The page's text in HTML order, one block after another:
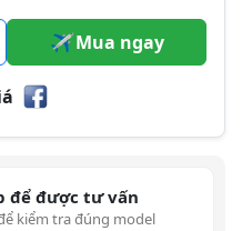
Mua ngay
để được tư vấn
kiểm tra đúng model